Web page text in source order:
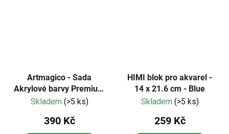
Artmagico - Sada
Akrylové barvy Premium
10 ks
Skladem (>5 ks)
390 Kč
HIMI blok pro akvarel -
14 x 21.6 cm - Blue
Skladem (>5 ks)
259 Kč